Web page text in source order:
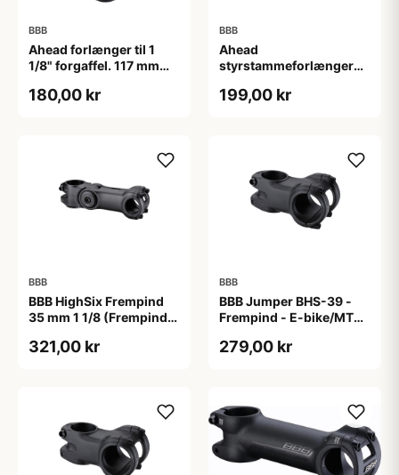
BBB
Ahead forlænger til 1
1/8" forgaffel. 117 mm
180,00 kr
BBB
Ahead
styrstammeforlænger
199,00 kr
BBB
BBB HighSix Frempind
35 mm 1 1/8 (Frempind
321,00 kr
BBB
BBB Jumper BHS-39 -
Frempind - E-bike/MTB -
279,00 kr